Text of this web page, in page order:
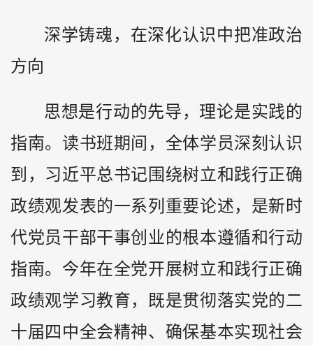
深学铸魂，在深化认识中把准政治
方向
思想是行动的先导，理论是实践的
指南。读书班期间，全体学员深刻认识
到，习近平总书记围绕树立和践行正确
政绩观发表的一系列重要论述，是新时
代党员干部干事创业的根本遵循和行动
指南。今年在全党开展树立和践行正确
政绩观学习教育，既是贯彻落实党的二
十届四中全会精神、确保基本实现社会